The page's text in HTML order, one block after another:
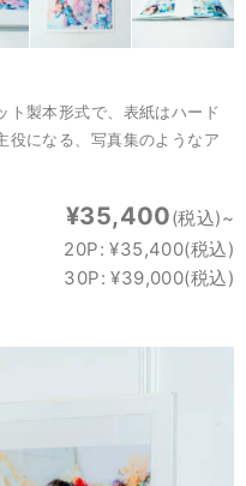
ト製本形式で、表紙はハード
役になる、写真集のようなア
¥35,400(税込)~
20P: ¥35,400(税込)
30P: ¥39,000(税込)